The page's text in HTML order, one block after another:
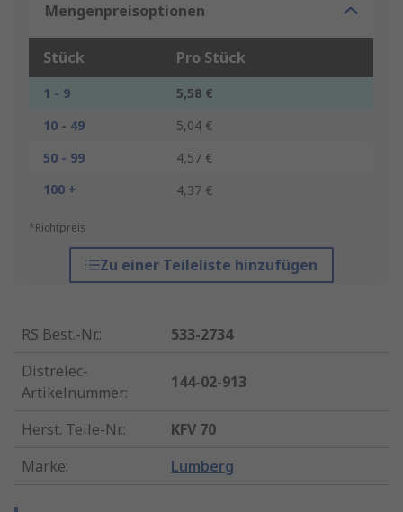
Mengenpreisoptionen
Stück Pro Stück
1 - 9
5,58 €
10 - 49
5,04 €
50 - 99
4,57 €
100 +
4,37 €
*Richtpreis
Zu einer Teileliste hinzufügen
RS Best.-Nr.:
533-2734
Distrelec-
Artikelnummer:
144-02-913
Herst. Teile-Nr.:
KFV 70
Marke: Lumberg